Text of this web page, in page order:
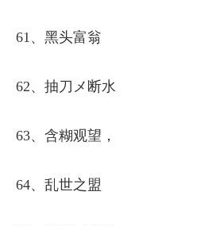
61、黑头富翁
62、抽刀メ断水
63、含糊观望，
64、乱世之盟